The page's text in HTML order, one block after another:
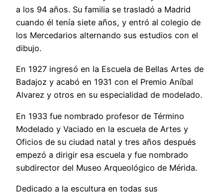
a los 94 años. Su familia se trasladó a Madrid
cuando él tenía siete años, y entró al colegio de
los Mercedarios alternando sus estudios con el
dibujo.
En 1927 ingresó en la Escuela de Bellas Artes de
Badajoz y acabó en 1931 con el Premio Aníbal
Alvarez y otros en su especialidad de modelado.
En 1933 fue nombrado profesor de Término
Modelado y Vaciado en la escuela de Artes y
Oficios de su ciudad natal y tres años después
empezó a dirigir esa escuela y fue nombrado
subdirector del Museo Arqueológico de Mérida.
Dedicado a la escultura en todas sus